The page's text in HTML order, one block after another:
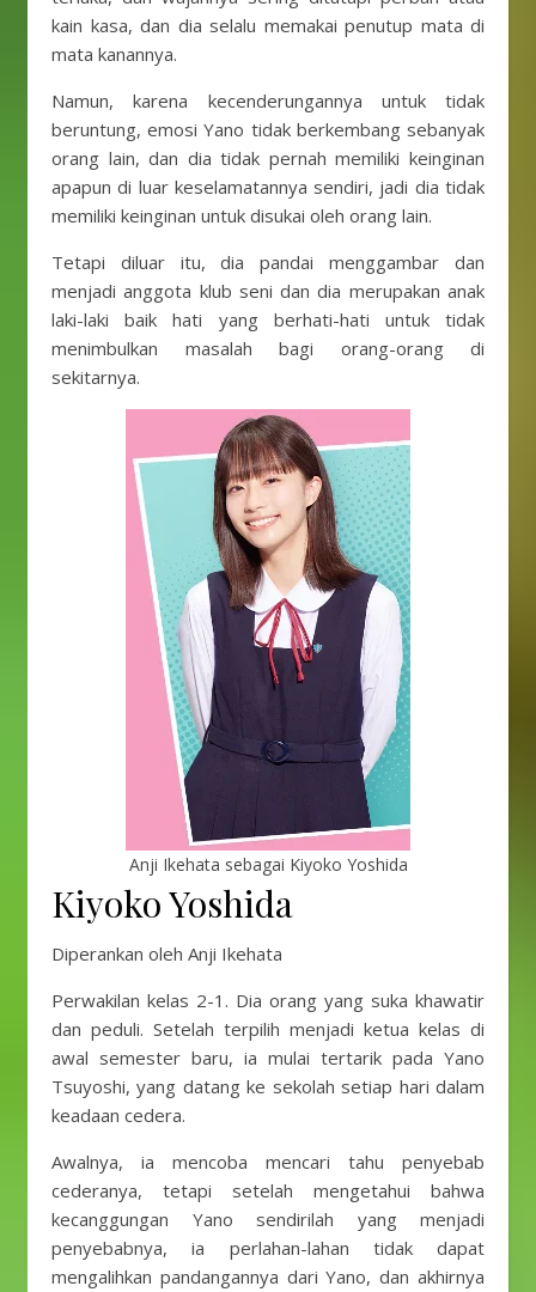
kain kasa, dan dia selalu memakai penutup mata di
mata kanannya.
Namun, karena kecenderungannya untuk tidak
beruntung, emosi Yano tidak berkembang sebanyak
orang lain, dan dia tidak pernah memiliki keinginan
apapun di luar keselamatannya sendiri, jadi dia tidak
memiliki keinginan untuk disukai oleh orang lain.
Tetapi diluar itu, dia pandai menggambar dan
menjadi anggota klub seni dan dia merupakan anak
laki-laki baik hati yang berhati-hati untuk tidak
menimbulkan masalah bagi orang-orang di
sekitarnya.
Anji Ikehata sebagai Kiyoko Yoshida
Kiyoko Yoshida
Diperankan oleh Anji Ikehata
Perwakilan kelas 2-1. Dia orang yang suka khawatir
dan peduli. Setelah terpilih menjadi ketua kelas di
awal semester baru, ia mulai tertarik pada Yano
Tsuyoshi, yang datang ke sekolah setiap hari dalam
keadaan cedera.
Awalnya, ia mencoba mencari tahu penyebab
cederanya, tetapi setelah mengetahui bahwa
kecanggungan Yano sendirilah yang menjadi
penyebabnya, ia perlahan-lahan tidak dapat
mengalihkan pandangannya dari Yano, dan akhirnya